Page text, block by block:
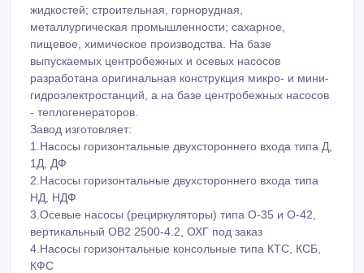
жидкостей; строительная, горнорудная,
металлургическая промышленности; сахарное,
пищевое, химическое производства. На базе
выпускаемых центробежных и осевых насосов
разработана оригинальная конструкция микро- и мини-
гидроэлектростанций, а на базе центробежных насосов
- теплогенераторов.
Завод изготовляет:
1.Насосы горизонтальные двухстороннего входа типа Д,
1Д, ДФ
2.Насосы горизонтальные двухстороннего входа типа
НД, НДФ
3.Осевые насосы (рециркуляторы) типа О-35 и О-42,
вертикальный ОВ2 2500-4.2, ОХГ под заказ
4.Насосы горизонтальные консольные типа КТС, КСБ,
КФС